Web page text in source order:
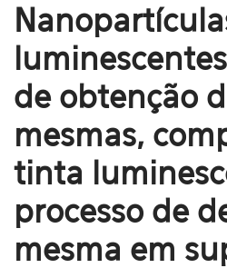
de obtenção
mesmas,
tinta
processo de
mesma em